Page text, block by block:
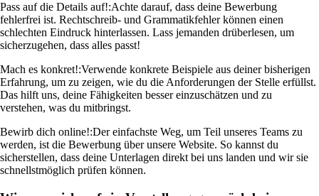
Pass auf die Details auf!:Achte darauf, dass deine Bewerbung
fehlerfrei ist. Rechtschreib- und Grammatikfehler können einen
schlechten Eindruck hinterlassen. Lass jemanden drüberlesen, um
sicherzugehen, dass alles passt!
Mach es konkret!:Verwende konkrete Beispiele aus deiner bisherigen
Erfahrung, um zu zeigen, wie du die Anforderungen der Stelle erfüllst.
Das hilft uns, deine Fähigkeiten besser einzuschätzen und zu
verstehen, was du mitbringst.
Bewirb dich online!:Der einfachste Weg, um Teil unseres Teams zu
werden, ist die Bewerbung über unsere Website. So kannst du
sicherstellen, dass deine Unterlagen direkt bei uns landen und wir sie
schnellstmöglich prüfen können.